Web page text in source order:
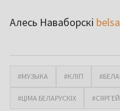
Алесь Наваборскі
#МУЗЫКА #КЛІП
#ЦІМА БЕЛАРУСКІХ